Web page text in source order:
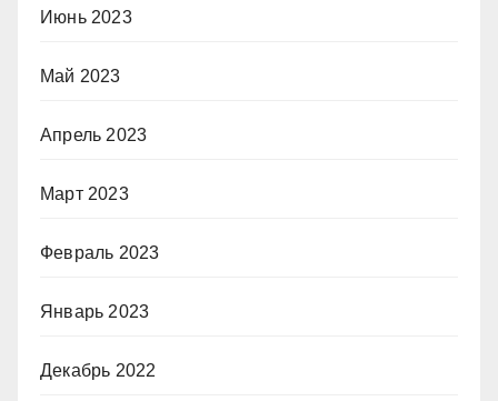
Июнь 2023
Май 2023
Апрель 2023
Март 2023
Февраль 2023
Январь 2023
Декабрь 2022